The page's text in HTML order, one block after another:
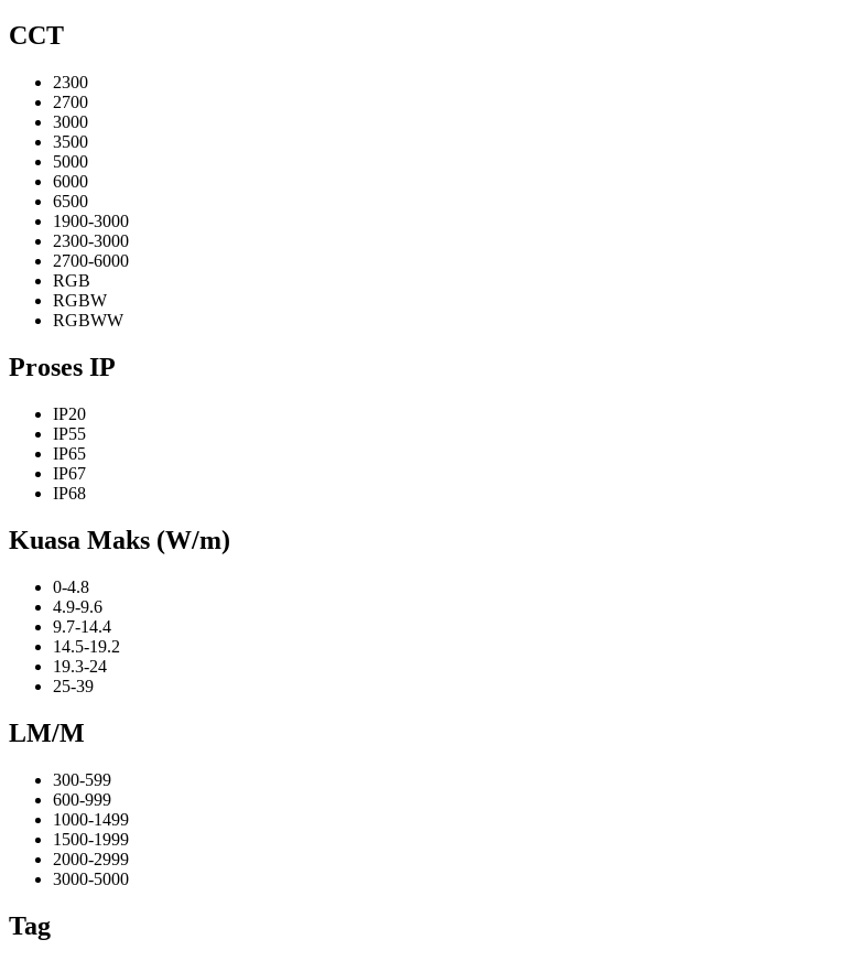
CCT
2300
2700
3000
3500
5000
6000
6500
1900-3000
2300-3000
2700-6000
RGB
RGBW
RGBWW
Proses IP
IP20
IP55
IP65
IP67
IP68
Kuasa Maks (W/m)
0-4.8
4.9-9.6
9.7-14.4
14.5-19.2
19.3-24
25-39
LM/M
300-599
600-999
1000-1499
1500-1999
2000-2999
3000-5000
Tag